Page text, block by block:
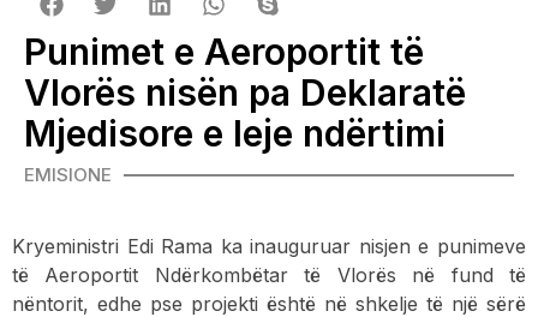
Punimet e Aeroportit të
Vlorës nisën pa Deklaratë
Mjedisore e leje ndërtimi
EMISIONE
Kryeministri Edi Rama ka inauguruar nisjen e punimeve
të Aeroportit Ndërkombëtar të Vlorës në fund të
nëntorit, edhe pse projekti është në shkelje të një sërë